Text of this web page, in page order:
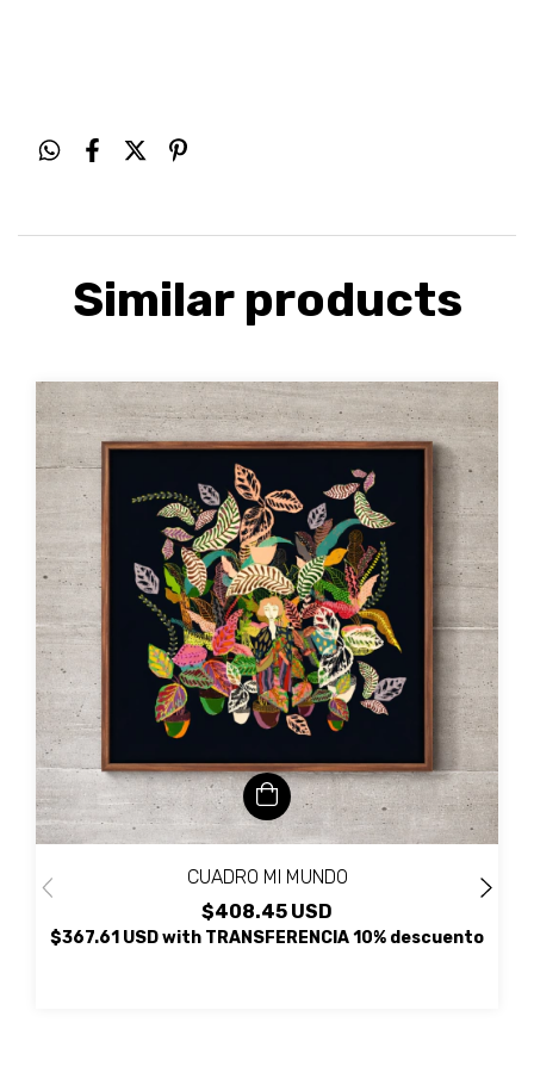
Similar products
CUADRO MI MUNDO
$408.45 USD
$367.61 USDwith TRANSFERENCIA 10% descuento